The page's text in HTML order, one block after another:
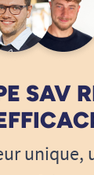
etre mieux
SAV
unique,